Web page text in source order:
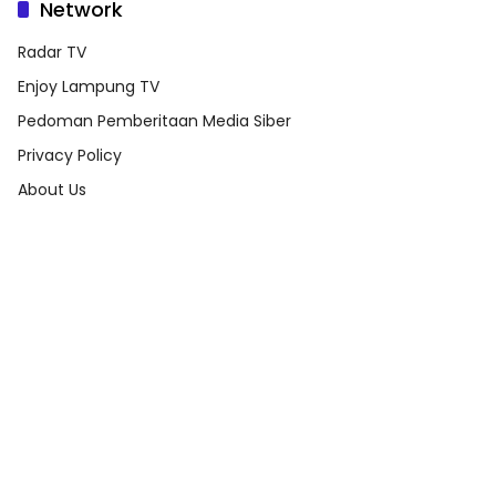
Network
Radar TV
Enjoy Lampung TV
Pedoman Pemberitaan Media Siber
Privacy Policy
About Us